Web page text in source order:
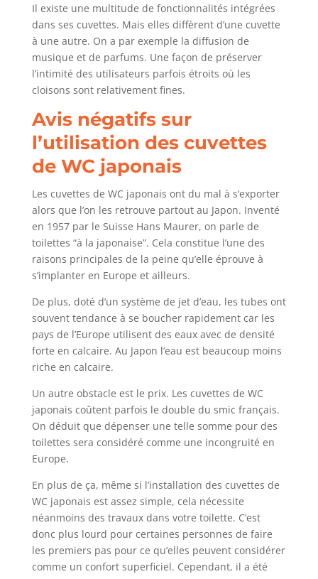
Il existe une multitude de fonctionnalités intégrées
dans ses cuvettes. Mais elles diffèrent d’une cuvette
à une autre. On a par exemple la diffusion de
musique et de parfums. Une façon de préserver
l’intimité des utilisateurs parfois étroits où les
cloisons sont relativement fines.
Avis négatifs sur
l’utilisation des cuvettes
de WC japonais
Les cuvettes de WC japonais ont du mal à s’exporter
alors que l’on les retrouve partout au Japon. Inventé
en 1957 par le Suisse Hans Maurer, on parle de
toilettes “à la japonaise”. Cela constitue l’une des
raisons principales de la peine qu’elle éprouve à
s’implanter en Europe et ailleurs.
De plus, doté d’un système de jet d’eau, les tubes ont
souvent tendance à se boucher rapidement car les
pays de l’Europe utilisent des eaux avec de densité
forte en calcaire. Au Japon l’eau est beaucoup moins
riche en calcaire.
Un autre obstacle est le prix. Les cuvettes de WC
japonais coûtent parfois le double du smic français.
On déduit que dépenser une telle somme pour des
toilettes sera considéré comme une incongruité en
Europe.
En plus de ça, même si l’installation des cuvettes de
WC japonais est assez simple, cela nécessite
néanmoins des travaux dans votre toilette. C’est
donc plus lourd pour certaines personnes de faire
les premiers pas pour ce qu’elles peuvent considérer
comme un confort superficiel. Cependant, il a été